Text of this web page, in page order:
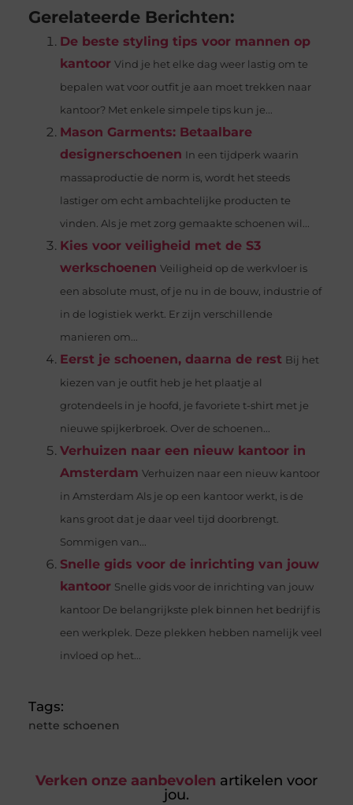
Gerelateerde Berichten:
De beste styling tips voor mannen op
kantoor Vind je het elke dag weer lastig om te
bepalen wat voor outfit je aan moet trekken naar
kantoor? Met enkele simpele tips kun je...
Mason Garments: Betaalbare
designerschoenen In een tijdperk waarin
massaproductie de norm is, wordt het steeds
lastiger om echt ambachtelijke producten te
vinden. Als je met zorg gemaakte schoenen wil...
Kies voor veiligheid met de S3
werkschoenen Veiligheid op de werkvloer is
een absolute must, of je nu in de bouw, industrie of
in de logistiek werkt. Er zijn verschillende
manieren om...
Eerst je schoenen, daarna de rest Bij het
kiezen van je outfit heb je het plaatje al
grotendeels in je hoofd, je favoriete t-shirt met je
nieuwe spijkerbroek. Over de schoenen...
Verhuizen naar een nieuw kantoor in
Amsterdam Verhuizen naar een nieuw kantoor
in Amsterdam Als je op een kantoor werkt, is de
kans groot dat je daar veel tijd doorbrengt.
Sommigen van...
Snelle gids voor de inrichting van jouw
kantoor Snelle gids voor de inrichting van jouw
kantoor De belangrijkste plek binnen het bedrijf is
een werkplek. Deze plekken hebben namelijk veel
invloed op het...
Tags:
nette schoenen
Verken onze aanbevolen artikelen voor
jou.